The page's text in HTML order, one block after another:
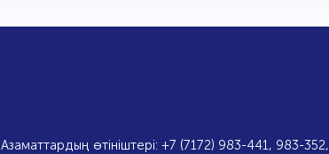
Азаматтардың өтініштері: +7 (7172) 983-441, 983-352,